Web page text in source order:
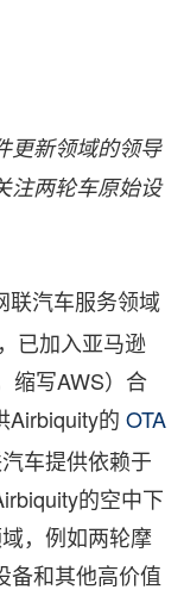
更新领域的领导
注两轮车原始设
联汽车服务领域
已加入亚马逊
缩写AWS）合
Airbiquity的 OTA
车提供依赖于
的空中下
，例如两轮摩
备和其他高价值